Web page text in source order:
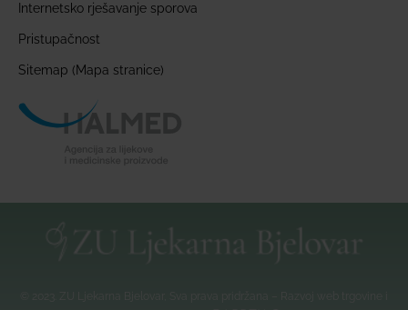
Internetsko rješavanje sporova
Pristupačnost
Sitemap (Mapa stranice)